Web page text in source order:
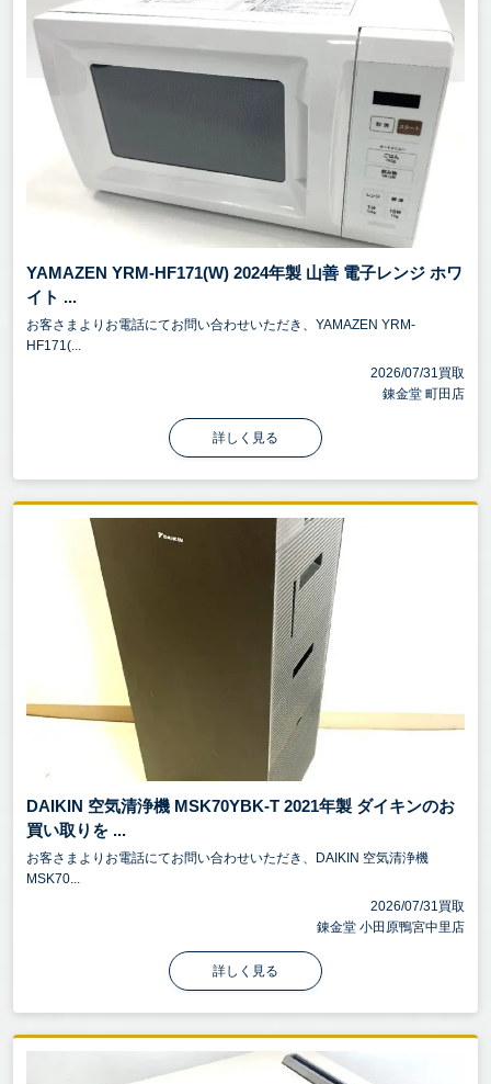
YAMAZEN YRM-HF171(W) 2024年製 山善 電子レンジ ホワ
イト ...
お客さまよりお電話にてお問い合わせいただき、YAMAZEN YRM-
HF171(...
2026/07/31買取
錬金堂 町田店
詳しく見る
DAIKIN 空気清浄機 MSK70YBK-T 2021年製 ダイキンのお
買い取りを ...
お客さまよりお電話にてお問い合わせいただき、DAIKIN 空気清浄機
MSK70...
2026/07/31買取
錬金堂 小田原鴨宮中里店
詳しく見る